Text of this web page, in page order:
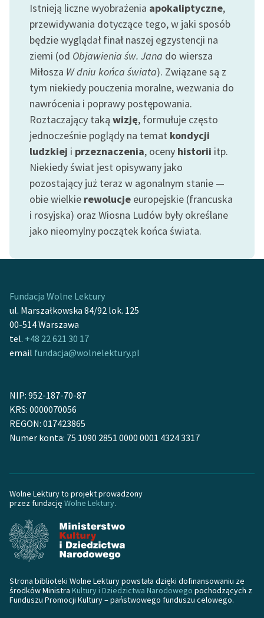
Istnieją liczne wyobrażenia apokaliptyczne,
przewidywania dotyczące tego, w jaki sposób
będzie wyglądał finał naszej egzystencji na
ziemi (od Objawienia św. Jana do wiersza
Miłosza W dniu końca świata). Związane są z
tym niekiedy pouczenia moralne, wezwania do
nawrócenia i poprawy postępowania.
Roztaczający taką wizję, formułuje często
jednocześnie poglądy na temat kondycji
ludzkiej i przeznaczenia, oceny historii itp.
Niekiedy świat jest opisywany jako
pozostający już teraz w agonalnym stanie —
obie wielkie rewolucje europejskie (francuska
i rosyjska) oraz Wiosna Ludów były określane
jako nieomylny początek końca świata.
Fundacja Wolne Lektury
ul. Marszałkowska 84/92 lok. 125
00-514 Warszawa
tel. +48 22 621 30 17
email fundacja@wolnelektury.pl
NIP: 952-187-70-87
KRS: 0000070056
REGON: 017423865
Numer konta: 75 1090 2851 0000 0001 4324 3317
Wolne Lektury to projekt prowadzony
przez fundację Wolne Lektury.
Strona biblioteki Wolne Lektury powstała dzięki dofinansowaniu ze
środków Ministra Kultury i Dziedzictwa Narodowego pochodzących z
Funduszu Promocji Kultury – państwowego funduszu celowego.